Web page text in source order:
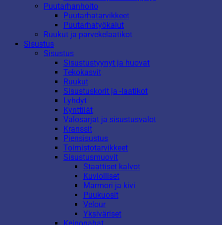
Puutarhanhoito
Puutarhatarvikkeet
Puutarhatyökalut
Ruukut ja parvekelaatikot
Sisustus
Sisustus
Sisustustyynyt ja huovat
Tekokasvit
Ruukut
Sisustuskorit ja -laatikot
Lyhdyt
Kynttilät
Valosarjat ja sisustusvalot
Kranssit
Piensisustus
Toimistotarvikkeet
Sisustusmuovit
Staattiset kalvot
Kuviolliset
Marmori ja kivi
Puukuosit
Velour
Yksiväriset